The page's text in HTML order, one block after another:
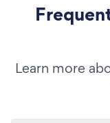
Learn more